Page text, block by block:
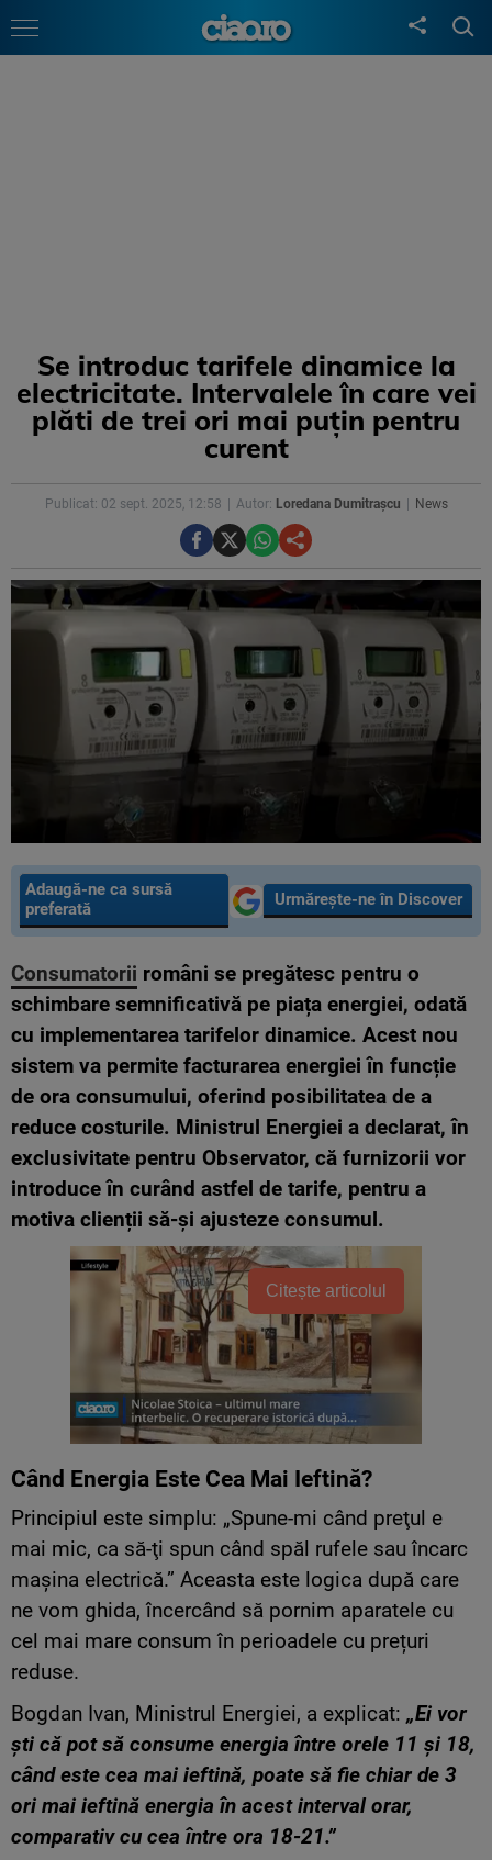
Se introduc tarifele dinamice la
electricitate. Intervalele în care vei
plăti de trei ori mai puțin pentru
curent
Publicat: 02 sept. 2025, 12:58 Autor: Loredana Dumitrașcu News
Adaugă-ne ca sursă
preferată
Urmărește-ne în Discover
Consumatorii români se pregătesc pentru o
schimbare semnificativă pe piața energiei, odată
cu implementarea tarifelor dinamice. Acest nou
sistem va permite facturarea energiei în funcție
de ora consumului, oferind posibilitatea de a
reduce costurile. Ministrul Energiei a declarat, în
exclusivitate pentru Observator, că furnizorii vor
introduce în curând astfel de tarife, pentru a
motiva clienții să-și ajusteze consumul.
Citește articolul
Când Energia Este Cea Mai Ieftină?
Principiul este simplu: „Spune-mi când preţul e
mai mic, ca să-ţi spun când spăl rufele sau încarc
maşina electrică.” Aceasta este logica după care
ne vom ghida, încercând să pornim aparatele cu
cel mai mare consum în perioadele cu prețuri
reduse.
Bogdan Ivan, Ministrul Energiei, a explicat: „Ei vor
şti că pot să consume energia între orele 11 şi 18,
când este cea mai ieftină, poate să fie chiar de 3
ori mai ieftină energia în acest interval orar,
comparativ cu cea între ora 18-21.”